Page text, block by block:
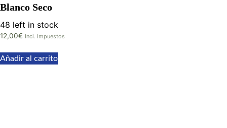
Blanco Seco
48 left in stock
12,00€ Incl. Impuestos
Añadir al carrito